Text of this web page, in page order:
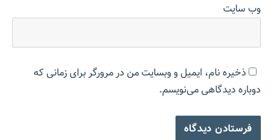
وب‌ سایت
ذخیره نام، ایمیل و وبسایت من در مرورگر برای زمانی که
دوباره دیدگاهی می‌نویسم.